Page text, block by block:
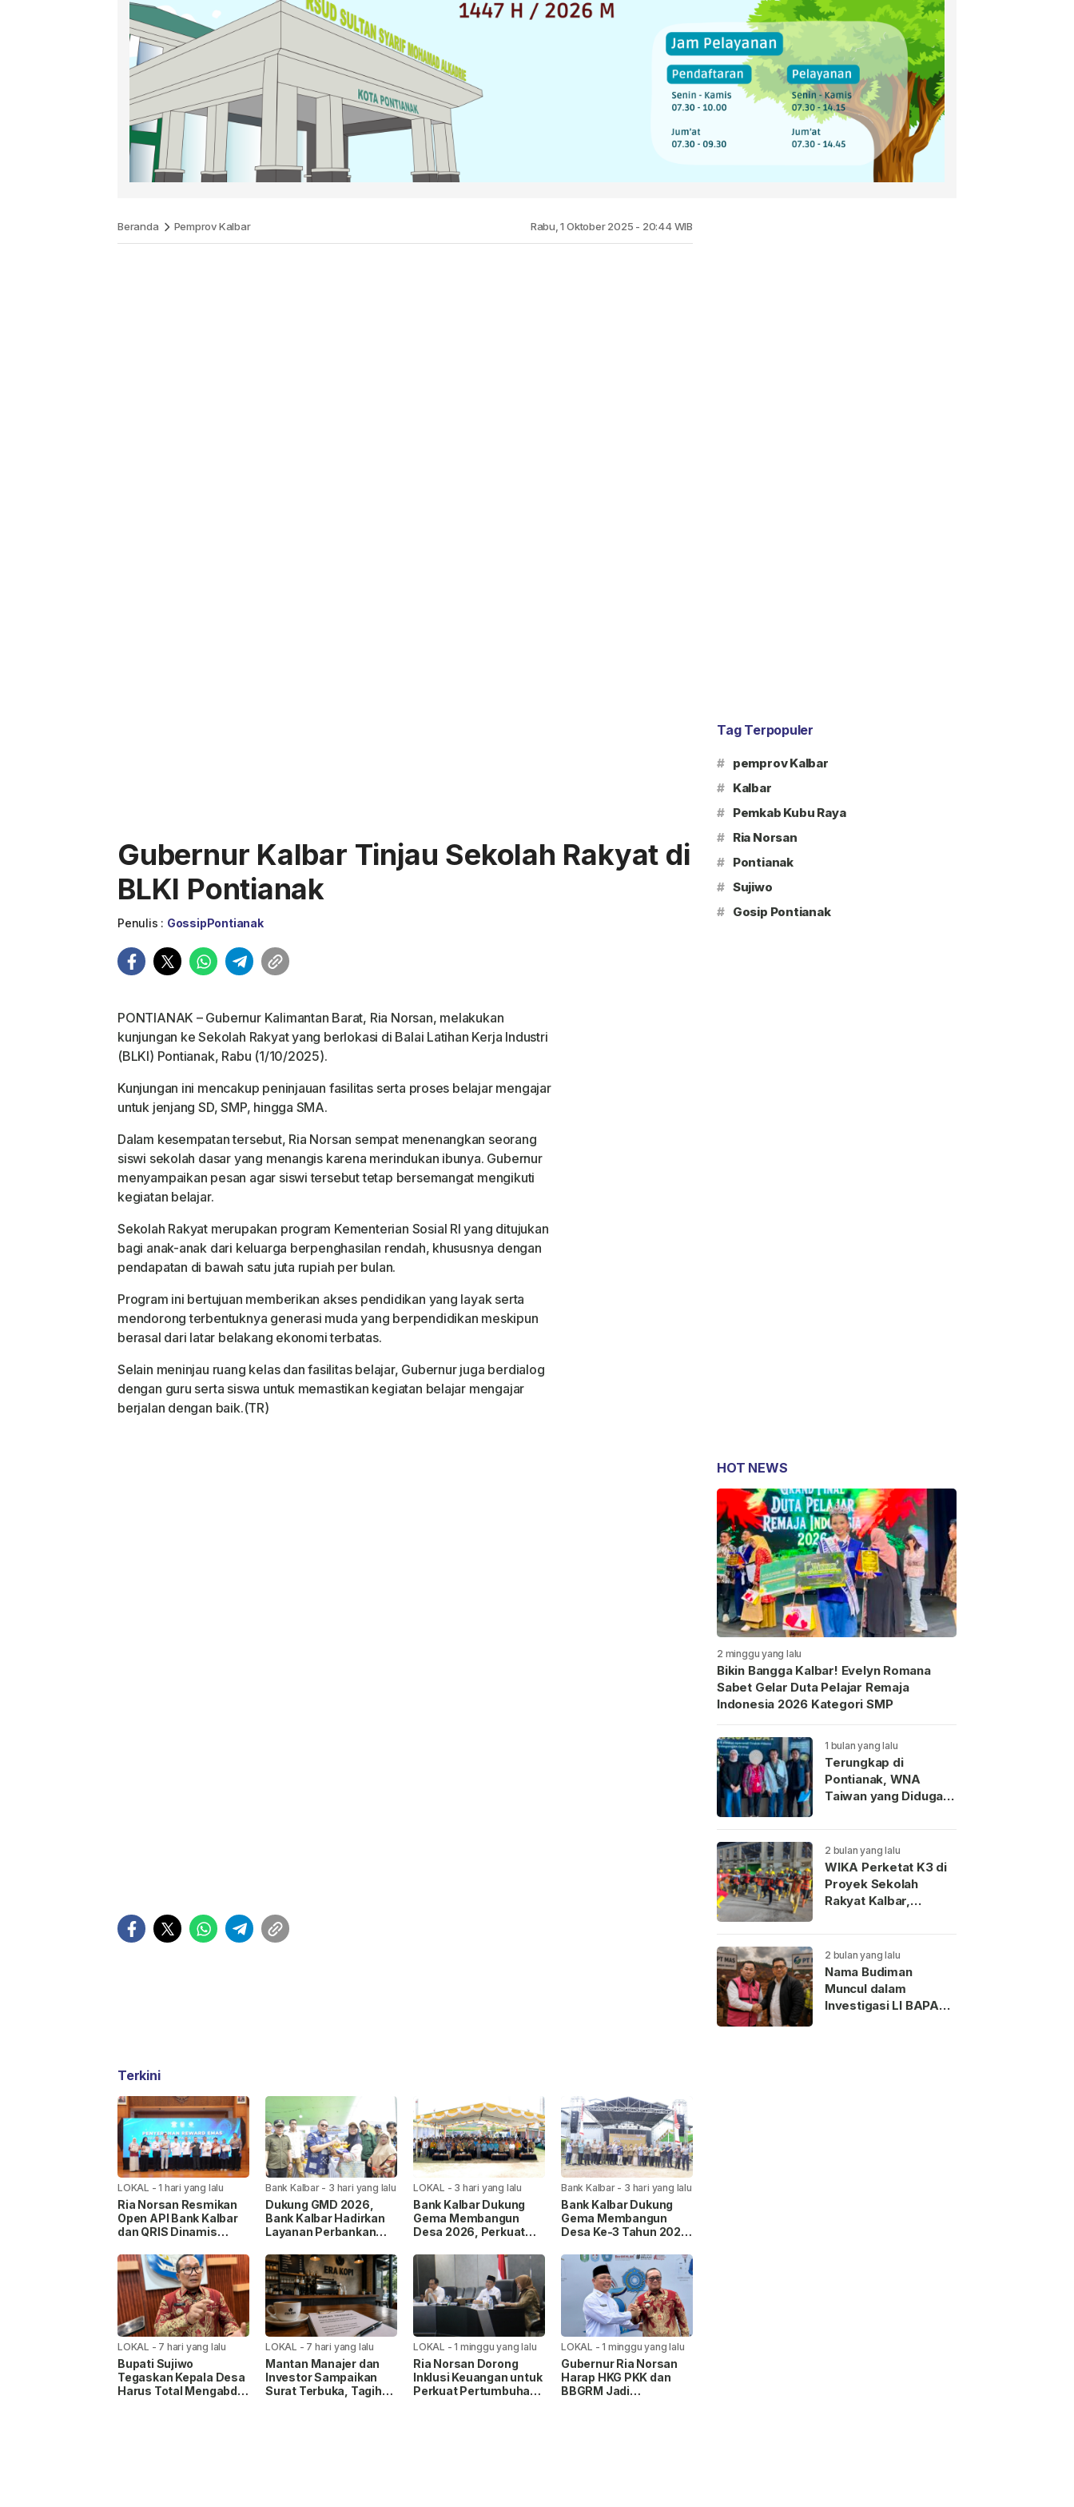
Beranda Pemprov Kalbar Rabu, 1 Oktober 2025 - 20:44 WIB
Gubernur Kalbar Tinjau Sekolah Rakyat di
BLKI Pontianak
Penulis : GossipPontianak
PONTIANAK – Gubernur Kalimantan Barat, Ria Norsan, melakukan
kunjungan ke Sekolah Rakyat yang berlokasi di Balai Latihan Kerja Industri
(BLKI) Pontianak, Rabu (1/10/2025).
Kunjungan ini mencakup peninjauan fasilitas serta proses belajar mengajar
untuk jenjang SD, SMP, hingga SMA.
Dalam kesempatan tersebut, Ria Norsan sempat menenangkan seorang
siswi sekolah dasar yang menangis karena merindukan ibunya. Gubernur
menyampaikan pesan agar siswi tersebut tetap bersemangat mengikuti
kegiatan belajar.
Sekolah Rakyat merupakan program Kementerian Sosial RI yang ditujukan
bagi anak-anak dari keluarga berpenghasilan rendah, khususnya dengan
pendapatan di bawah satu juta rupiah per bulan.
Program ini bertujuan memberikan akses pendidikan yang layak serta
mendorong terbentuknya generasi muda yang berpendidikan meskipun
berasal dari latar belakang ekonomi terbatas.
Selain meninjau ruang kelas dan fasilitas belajar, Gubernur juga berdialog
dengan guru serta siswa untuk memastikan kegiatan belajar mengajar
berjalan dengan baik.(TR)
Terkini
LOKAL -1 hari yang lalu
Ria Norsan Resmikan
Open API Bank Kalbar
dan QRIS Dinamis
Pembayaran Pajak
Daerah
Bank Kalbar - 3 hari yang lalu
Dukung GMD 2026,
Bank Kalbar Hadirkan
Layanan Perbankan
Desa
LOKAL - 3 hari yang lalu
Bank Kalbar Dukung
Gema Membangun
Desa 2026, Perkuat
Ekonomi Desa
Bank Kalbar - 3 hari yang lalu
Bank Kalbar Dukung
Gema Membangun
Desa Ke-3 Tahun 2026
LOKAL - 7 hari yang lalu
Bupati Sujiwo
Tegaskan Kepala Desa
Harus Total Mengabdi,
LOKAL - 7 hari yang lalu
Mantan Manajer dan
Investor Sampaikan
Surat Terbuka, Tagih
LOKAL -1 minggu yang lalu
Ria Norsan Dorong
Inklusi Keuangan untuk
Perkuat Pertumbuhan
LOKAL -1 minggu yang lalu
Gubernur Ria Norsan
Harap HKG PKK dan
BBGRM Jadi
Tag Terpopuler
# pemprov Kalbar
# Kalbar
# Pemkab Kubu Raya
# Ria Norsan
# Pontianak
# Sujiwo
# Gosip Pontianak
HOT NEWS
2 minggu yang lalu
Bikin Bangga Kalbar! Evelyn Romana
Sabet Gelar Duta Pelajar Remaja
Indonesia 2026 Kategori SMP
1 bulan yang lalu
Terungkap di
Pontianak, WNA
Taiwan yang Diduga
Dideportasi
2 bulan yang lalu
WIKA Perketat K3 di
Proyek Sekolah
Rakyat Kalbar,
2 bulan yang lalu
Nama Budiman
Muncul dalam
Investigasi LI BAPAN